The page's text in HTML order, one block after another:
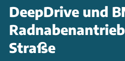
DeepDrive und
Straße